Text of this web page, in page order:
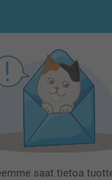
saat tietoa